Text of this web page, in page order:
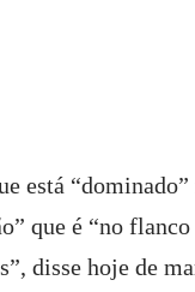
está
que é “no
disse hoje de